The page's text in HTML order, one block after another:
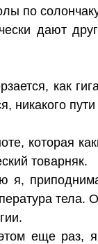
по
дают
как
никакого
которая
товарняк.
еще раз,